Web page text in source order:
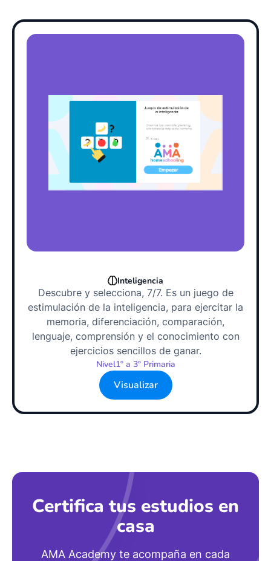
Inteligencia
Descubre y selecciona, 7/7. Es un juego de
estimulación de la inteligencia, para ejercitar la
memoria, diferenciación, comparación,
lenguaje, comprensión y el conocimiento con
ejercicios sencillos de ganar.
Nivel1º a 3º Primaria
Visualizar
Certifica tus estudios en
casa
AMA Academy te acompaña en cada